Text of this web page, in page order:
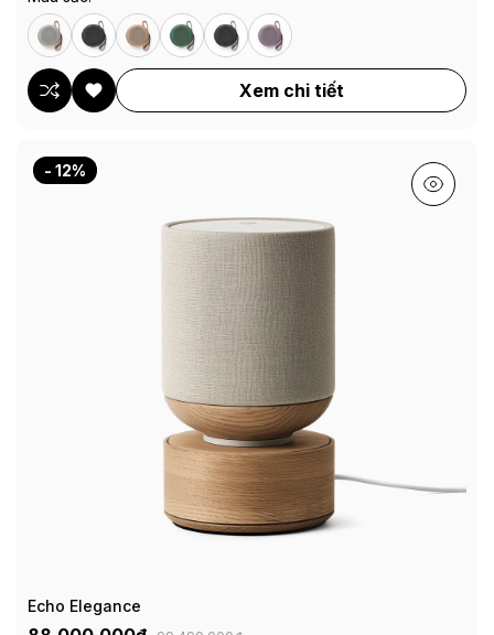
Xem chi tiết
- 12%
Echo Elegance